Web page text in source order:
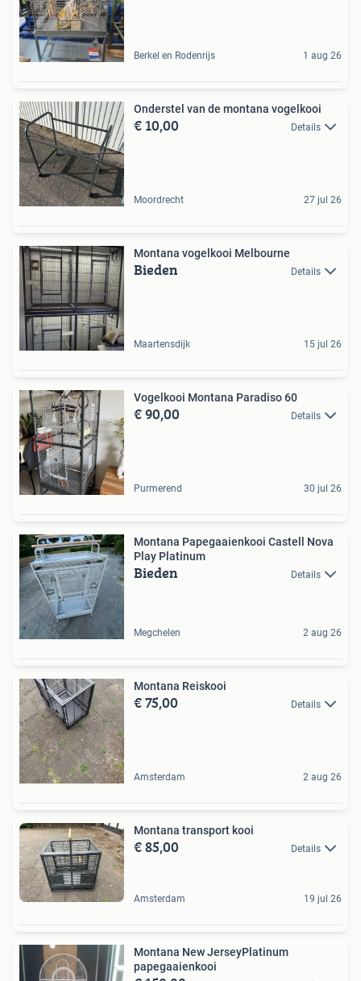
Berkel en Rodenrijs 1 aug 26
Onderstel van de montana vogelkooi
€ 10,00 Details
Moordrecht 27 jul 26
Montana vogelkooi Melbourne
Bieden Details
Maartensdijk 15 jul 26
Vogelkooi Montana Paradiso 60
€ 90,00 Details
Purmerend 30 jul 26
Montana Papegaaienkooi Castell Nova
Play Platinum
Bieden Details
Megchelen 2 aug 26
Montana Reiskooi
€ 75,00 Details
Amsterdam 2 aug 26
Montana transport kooi
€ 85,00 Details
Amsterdam 19 jul 26
Montana New JerseyPlatinum
papegaaienkooi